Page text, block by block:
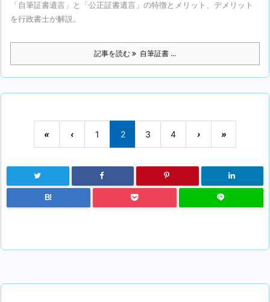
「自筆証書遺言」と「公正証書遺言」の特徴とメリット、デメリット
を行政書士が解説。
記事を読む 自筆証書 ...
« ‹ 1 2 3 4 › »
B!